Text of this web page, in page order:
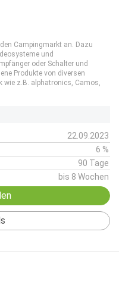
Campingmarkt an. Dazu
und
oder Schalter und
Produkte von diversen
wie z.B. alphatronics, Camos,
22.09.2023
6 %
90 Tage
bis 8 Wochen